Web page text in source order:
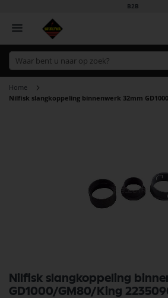
B2B
Home
Nilfisk slangkoppeling binnenwerk 32mm
Nilfisk slangkoppeling
GD1000/GM80/King
naar
het